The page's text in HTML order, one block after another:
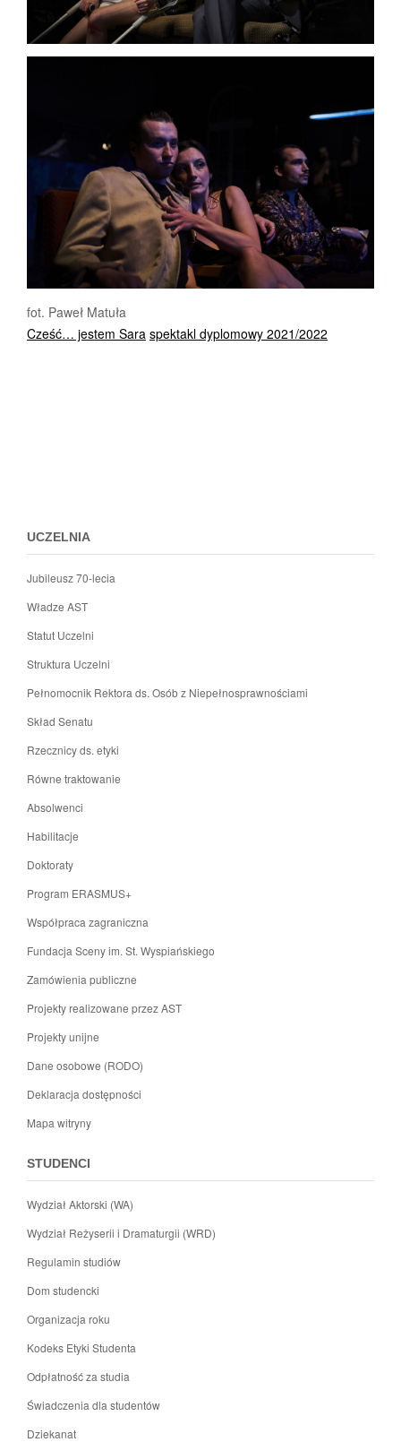
fot. Paweł Matuła
Cześć… jestem Sara spektakl dyplomowy 2021/2022
UCZELNIA
Jubileusz 70-lecia
Władze AST
Statut Uczelni
Struktura Uczelni
Pełnomocnik Rektora ds. Osób z Niepełnosprawnościami
Skład Senatu
Rzecznicy ds. etyki
Równe traktowanie
Absolwenci
Habilitacje
Doktoraty
Program ERASMUS+
Współpraca zagraniczna
Fundacja Sceny im. St. Wyspiańskiego
Zamówienia publiczne
Projekty realizowane przez AST
Projekty unijne
Dane osobowe (RODO)
Deklaracja dostępności
Mapa witryny
STUDENCI
Wydział Aktorski (WA)
Wydział Reżyserii i Dramaturgii (WRD)
Regulamin studiów
Dom studencki
Organizacja roku
Kodeks Etyki Studenta
Odpłatność za studia
Świadczenia dla studentów
Dziekanat